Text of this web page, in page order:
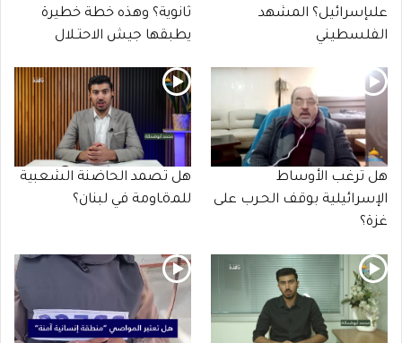
علىإسرائيل؟ المشهد
الفلسطيني
ثانوية؟ وهذه خطة خطيرة
يطبقها جيش الاحتـلال
هل ترغب الأوساط
الإسرائيلية بوقف الحـرب على
غزة؟
هل تصمد الحاضنة الشعبية
للمـöـاومة في لبنان؟